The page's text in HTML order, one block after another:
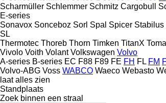
Scharmüller Schlemmer Schmitz Cargobull
E-series
Sonavox Sonceboz Sorl Spal Spicer Stabilus
SL
Thermotec Thoreb Thorn Timken TitanX
Vivolo Voith Volant Volkswagen Volvo
A-series B-series EC F88 F89 FE FH FL FM
Volvo-ABG Voss WABCO Waeco Webasto
laat alles zien
Standplaats
Zoek binnen een straal